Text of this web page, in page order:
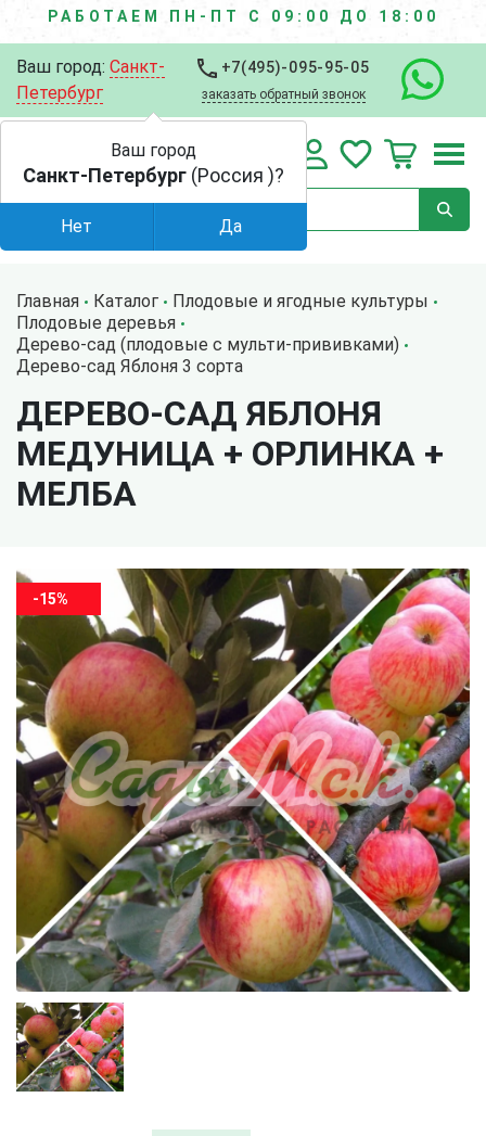
РАБОТАЕМ ПН-ПТ С 09:00 ДО 18:00
Ваш город: Санкт-
Петербург
+7(495)-095-95-05
заказать обратный звонок
Главная Каталог
Плодовые и ягодные культуры
Плодовые деревья
Дерево-сад (плодовые с мульти-прививками)
Дерево-сад Яблоня 3 сорта
ДЕРЕВО-САД ЯБЛОНЯ
МЕДУНИЦА + ОРЛИНКА +
МЕЛБА
-15%
Ваш город
Санкт-Петербург (Россия )?
Нет Да